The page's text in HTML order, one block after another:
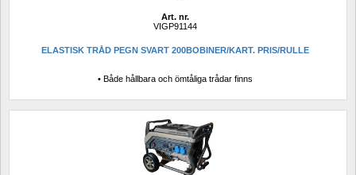
Art. nr.
VIGP91144
ELASTISK TRÅD PEGN SVART 200BOBINER/KART. PRIS/RULLE
• Både hållbara och ömtåliga trådar finns